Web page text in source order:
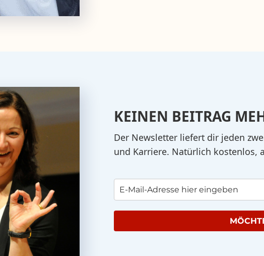
KEINEN BEITRAG
Der Newsletter liefert dir jeden
und Karriere. Natürlich kostenlos,